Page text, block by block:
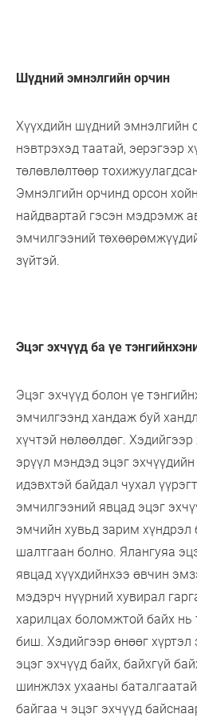
Шүдний эмнэлгийн орчин
Хүүхдийн шүдний эмнэлгийн
нэвтрэхэд таатай, эерэгээр
төлөвлөлтөөр
Эмнэлгийн орчинд орсон
найдвартай гэсэн мэдрэмж
эмчилгээний
зүйтэй.
Эцэг эхчүүд ба үе
Эцэг эхчүүд болон үе
эмчилгээнд хандаж буй
хүчтэй нөлөөлдөг.
эрүүл мэндэд эцэг
идэвхтэй байдал чухал
эмчилгээний явцад эцэг
эмчийн хувьд зарим хүндрэл
шалтгаан болно. Ялангуяа
явцад хүүхдийнхээ өвчин
мэдэрч нүүрний хувирал
харилцах боломжтой байх
биш. Хэдийгээр өнөөг
эцэг эхчүүд байх, байхгүй
шинжлэх ухааны
байгаа ч эцэг эхчүүд